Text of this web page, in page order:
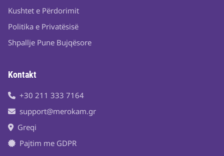
Kushtet e Përdorimit
Politika e Privatësisë
Shpallje Pune Bujqësore
Kontakt
+30 211 333 7164
support@merokam.gr
Greqi
Pajtim me GDPR